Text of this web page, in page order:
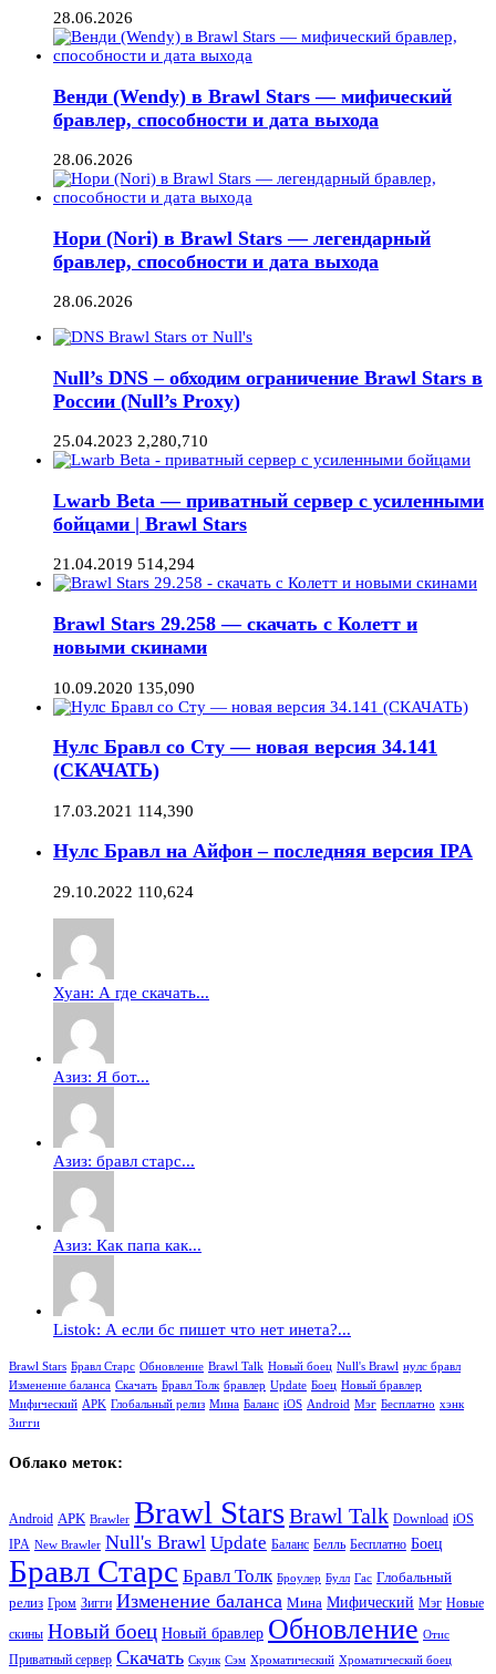
28.06.2026
Венди (Wendy) в Brawl Stars — мифический
бравлер, способности и дата выхода
28.06.2026
Нори (Nori) в Brawl Stars — легендарный
бравлер, способности и дата выхода
28.06.2026
Null’s DNS – обходим ограничение Brawl Stars в
России (Null’s Proxy)
25.04.2023 2,280,710
Lwarb Beta — приватный сервер с усиленными
бойцами | Brawl Stars
21.04.2019 514,294
Brawl Stars 29.258 — скачать с Колетт и
новыми скинами
10.09.2020 135,090
Нулс Бравл со Сту — новая версия 34.141
(СКАЧАТЬ)
17.03.2021 114,390
Нулс Бравл на Айфон – последняя версия IPA
29.10.2022 110,624
Хуан: А где скачать...
Азиз: Я бот...
Азиз: бравл старс...
Азиз: Как папа как...
Listok: А если бс пишет что нет инета?...
Brawl Stars Бравл Старс Обновление Brawl Talk Новый боец Null's Brawl нулс бравл
Изменение баланса Скачать Бравл Толк бравлер Update Боец Новый бравлер
Мифический APK Глобальный релиз Мина Баланс iOS Android Мэг Бесплатно хэнк
Зигги
Облако меток:
Android APK Brawler Brawl StarsBrawl Talk Download iOS
IPA New Brawler Null's Brawl Update Баланс Белль Бесплатно Боец
Бравл Старс Бравл Толк Броулер Булл Гас Глобальный
релиз Гром Зигги Изменение баланса Мина Мифический Мэг Новые
скины Новый боец Новый бравлер Обновление Отис
Приватный сервер Скачать Скуик Сэм Хроматический Хроматический боец